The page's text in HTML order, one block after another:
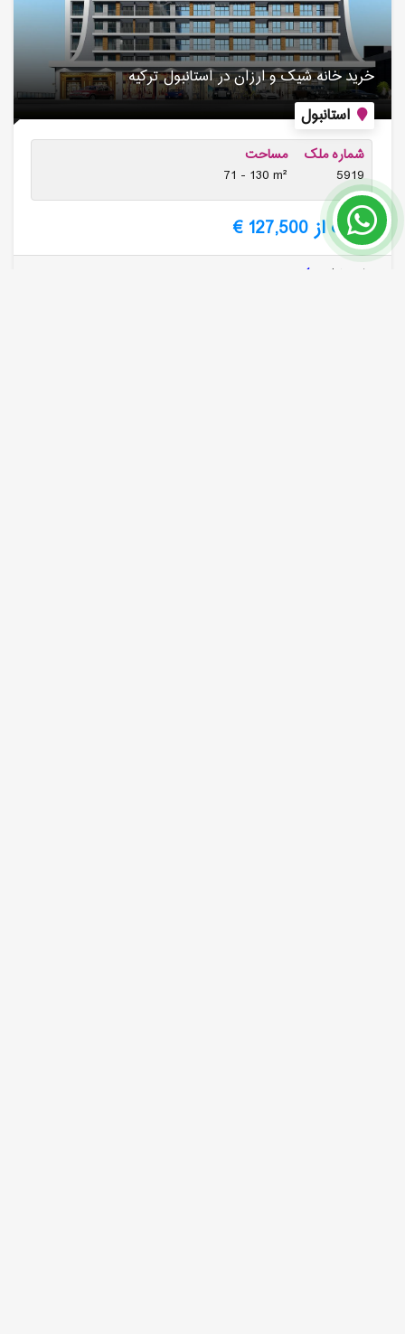
استانبول
خرید خانه شیک و ارزان در استانبول ترکیه
شماره ملک
5919
مساحت
71 - 130 m²
قیمت از 127,500 €
بیشتر بخوانید